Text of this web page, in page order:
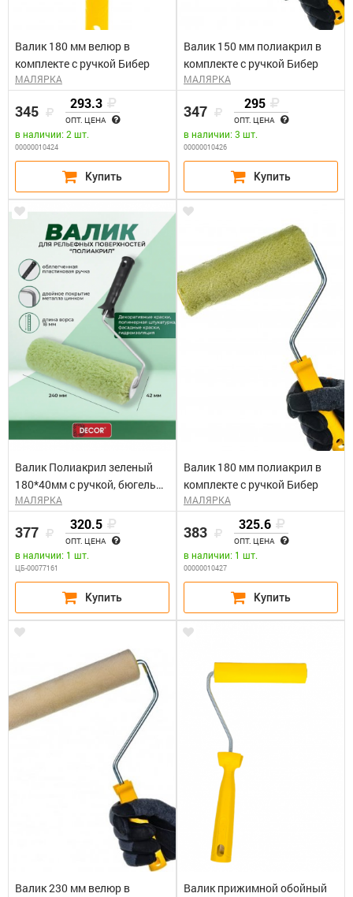
Валик 180 мм велюр в
комплекте с ручкой Бибер
МАЛЯРКА
345 293.3
ОПТ. ЦЕНА
в наличии: 2 шт.
00000010424
Валик 150 мм полиакрил в
комплекте с ручкой Бибер
МАЛЯРКА
347 295
ОПТ. ЦЕНА
в наличии: 3 шт.
00000010426
Валик Полиакрил зеленый
180*40мм с ручкой, бюгель
6мм Управдом 0222718-18
МАЛЯРКА
377 320.5
ОПТ. ЦЕНА
в наличии: 1 шт.
ЦБ-00077161
Валик 180 мм полиакрил в
комплекте с ручкой Бибер
МАЛЯРКА
383 325.6
ОПТ. ЦЕНА
в наличии: 1 шт.
00000010427
Валик 230 мм велюр в
Валик прижимной обойный